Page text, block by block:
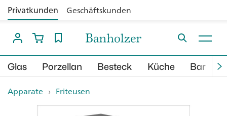
Privatkunden Geschäftskunden
Glas Porzellan Besteck Küche Bar
Apparate › Friteusen